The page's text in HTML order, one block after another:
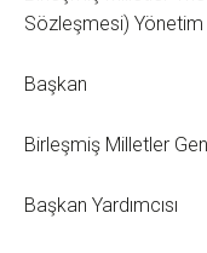
Sözleşmesi) Yönetim
Başkan
Birleşmiş Milletler
Başkan Yardımcısı